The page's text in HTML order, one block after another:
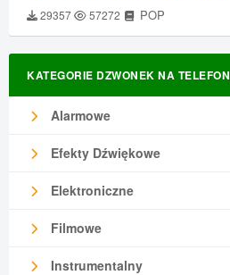
29357 57272 POP
KATEGORIE DZWONEK NA TELEFON
Alarmowe
Efekty Dźwiękowe
Elektroniczne
Filmowe
Instrumentalny